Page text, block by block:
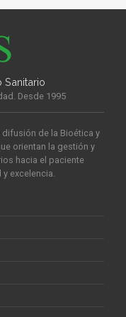
Desde 1995
difusión de la Bioética y
orientan la gestión y
hacia el paciente
excelencia.